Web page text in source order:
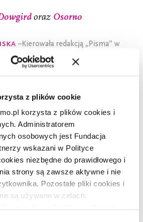
z plików cookie
korzysta z plików cookies i
Administratorem
osobowych jest Fundacja
wskazani w Polityce
niezbędne do prawidłowego i
strony są zawsze aktywne i nie
Pozostałe pliki cookies i
są używane w celach:
oraz Osorno
–Kierowała redakcją „Pisma” w
Rady Polskich
Club Polska. Reporterka, laureatka
m.st. Warszawy. Autorka książek,
z Agnieszką Jucewicz). Jurorka
Literackiej. Kuratorka (wraz z
Europejski Poeta Wolności.
Szkoły Reportażu.
POLECAMY
wydanie specjalne